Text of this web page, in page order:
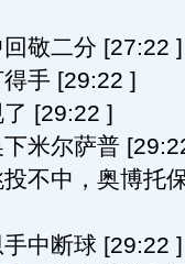
敬二分 [27:22 ]
手 [29:22 ]
[29:22 ]
米尔萨普
不中，奥博托
中断球 [29:22 ]